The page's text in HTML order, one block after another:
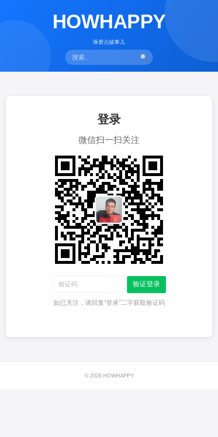
HOWHAPPY
琢磨点破事儿
登录
微信扫一扫关注
验证登录
如已关注，请回复“登录”二字获取验证码
© 2026 HOWHAPPY